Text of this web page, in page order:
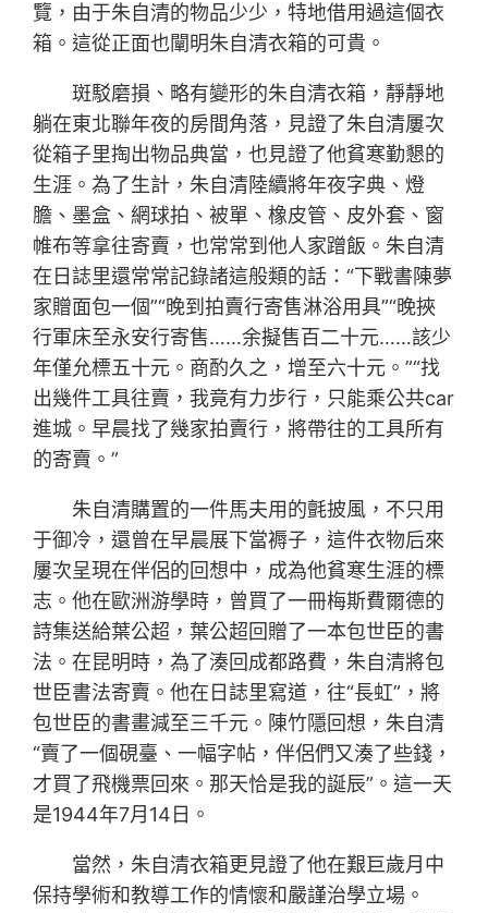
覽，由于朱自清的物品少少，特地借用過這個衣
箱。這從正面也闡明朱自清衣箱的可貴。
斑駁磨損、略有變形的朱自清衣箱，靜靜地
躺在東北聯年夜的房間角落，見證了朱自清屢次
從箱子里掏出物品典當，也見證了他貧寒勤懇的
生涯。為了生計，朱自清陸續將年夜字典、燈
膽、墨盒、網球拍、被單、橡皮管、皮外套、窗
帷布等拿往寄賣，也常常到他人家蹭飯。朱自清
在日誌里還常常記錄諸這般類的話：“下戰書陳夢
家贈面包一個”“晚到拍賣行寄售淋浴用具”“晚挾
行軍床至永安行寄售……余擬售百二十元……該少
年僅允標五十元。商酌久之，增至六十元。”“找
出幾件工具往賣，我竟有力步行，只能乘公共car
進城。早晨找了幾家拍賣行，將帶往的工具所有
的寄賣。”
朱自清購置的一件馬夫用的氈披風，不只用
于御冷，還曾在早晨展下當褥子，這件衣物后來
屢次呈現在伴侶的回想中，成為他貧寒生涯的標
志。他在歐洲游學時，曾買了一冊梅斯費爾德的
詩集送給葉公超，葉公超回贈了一本包世臣的書
法。在昆明時，為了湊回成都路費，朱自清將包
世臣書法寄賣。他在日誌里寫道，往“長虹”，將
包世臣的書畫減至三千元。陳竹隱回想，朱自清
“賣了一個硯臺、一幅字帖，伴侶們又湊了些錢，
才買了飛機票回來。那天恰是我的誕辰”。這一天
是1944年7月14日。
當然，朱自清衣箱更見證了他在艱巨歲月中
保持學術和教導工作的情懷和嚴謹治學立場。